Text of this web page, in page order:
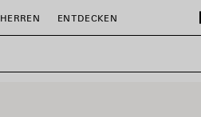
HERREN ENTDECKEN